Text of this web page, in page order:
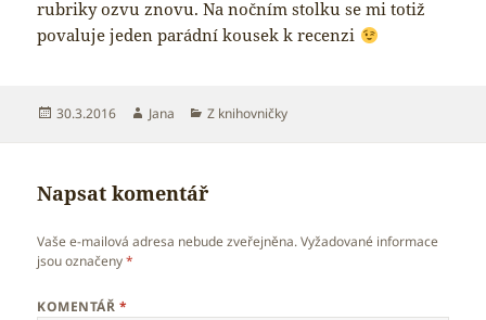
rubriky ozvu znovu. Na nočním stolku se mi totiž
povaluje jeden parádní kousek k recenzi
Publikováno:
30.3.2016 Autor:
Jana Rubriky:
Z knihovničky
Napsat komentář
Vaše e-mailová adresa nebude zveřejněna. Vyžadované informace
jsou označeny*
KOMENTÁŘ *